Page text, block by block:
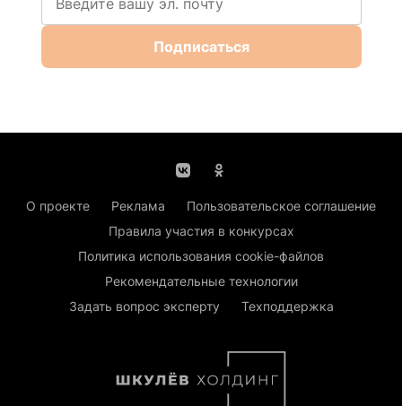
Подписаться
О проекте Реклама
Пользовательское соглашение
Правила участия в конкурсах
Политика использования cookie-файлов
Рекомендательные технологии
Задать вопрос эксперту
Техподдержка